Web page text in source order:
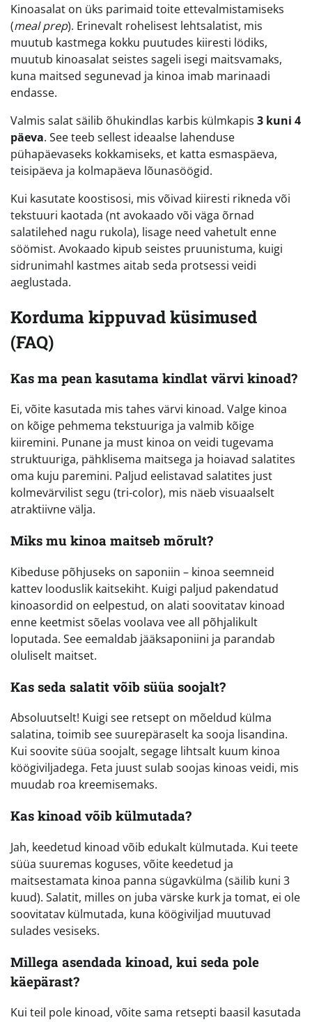
Kinoasalat on üks parimaid toite ettevalmistamiseks
(meal prep). Erinevalt rohelisest lehtsalatist, mis
muutub kastmega kokku puutudes kiiresti lödiks,
muutub kinoasalat seistes sageli isegi maitsvamaks,
kuna maitsed segunevad ja kinoa imab marinaadi
endasse.
Valmis salat säilib õhukindlas karbis külmkapis 3 kuni 4
päeva. See teeb sellest ideaalse lahenduse
pühapäevaseks kokkamiseks, et katta esmaspäeva,
teisipäeva ja kolmapäeva lõunasöögid.
Kui kasutate koostisosi, mis võivad kiiresti rikneda või
tekstuuri kaotada (nt avokaado või väga õrnad
salatilehed nagu rukola), lisage need vahetult enne
söömist. Avokaado kipub seistes pruunistuma, kuigi
sidrunimahl kastmes aitab seda protsessi veidi
aeglustada.
Korduma kippuvad küsimused
(FAQ)
Kas ma pean kasutama kindlat värvi kinoad?
Ei, võite kasutada mis tahes värvi kinoad. Valge kinoa
on kõige pehmema tekstuuriga ja valmib kõige
kiiremini. Punane ja must kinoa on veidi tugevama
struktuuriga, pähklisema maitsega ja hoiavad salatites
oma kuju paremini. Paljud eelistavad salatites just
kolmevärvilist segu (tri-color), mis näeb visuaalselt
atraktiivne välja.
Miks mu kinoa maitseb mõrult?
Kibeduse põhjuseks on saponiin – kinoa seemneid
kattev looduslik kaitsekiht. Kuigi paljud pakendatud
kinoasordid on eelpestud, on alati soovitatav kinoad
enne keetmist sõelas voolava vee all põhjalikult
loputada. See eemaldab jääksaponiini ja parandab
oluliselt maitset.
Kas seda salatit võib süüa soojalt?
Absoluutselt! Kuigi see retsept on mõeldud külma
salatina, toimib see suurepäraselt ka sooja lisandina.
Kui soovite süüa soojalt, segage lihtsalt kuum kinoa
köögiviljadega. Feta juust sulab soojas kinoas veidi, mis
muudab roa kreemisemaks.
Kas kinoad võib külmutada?
Jah, keedetud kinoad võib edukalt külmutada. Kui teete
süüa suuremas koguses, võite keedetud ja
maitsestamata kinoa panna sügavkülma (säilib kuni 3
kuud). Salatit, milles on juba värske kurk ja tomat, ei ole
soovitatav külmutada, kuna köögiviljad muutuvad
sulades vesiseks.
Millega asendada kinoad, kui seda pole
käepärast?
Kui teil pole kinoad, võite sama retsepti baasil kasutada